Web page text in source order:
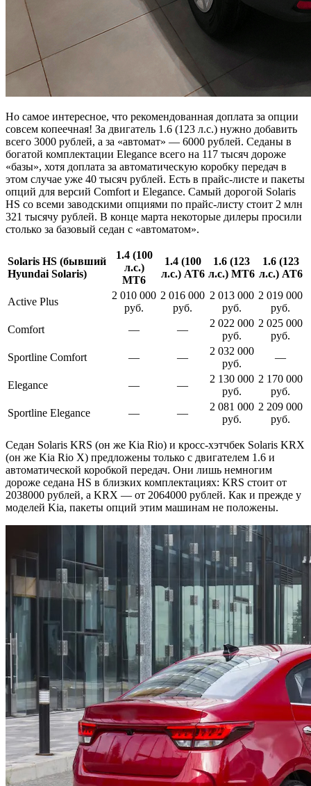
Но самое интересное, что рекомендованная доплата за опции
совсем копеечная! За двигатель 1.6 (123 л.с.) нужно добавить
всего 3000 рублей, а за «автомат» — 6000 рублей. Седаны в
богатой комплектации Elegance всего на 117 тысяч дороже
«базы», хотя доплата за автоматическую коробку передач в
этом случае уже 40 тысяч рублей. Есть в прайс-листе и пакеты
опций для версий Comfort и Elegance. Самый дорогой Solaris
HS со всеми заводскими опциями по прайс-листу стоит 2 млн
321 тысячу рублей. В конце марта некоторые дилеры просили
столько за базовый седан с «автоматом».
Solaris HS (бывший
Hyundai Solaris)
1.4 (100
л.с.)
MT6
1.4 (100
л.с.) AT6
1.6 (123
л.с.) MT6
1.6 (123
л.с.) AT6
Active Plus
2 010 000
руб.
2 016 000
руб.
2 013 000
руб.
2 019 000
руб.
Comfort
— —
2 022 000
руб.
2 025 000
руб.
Sportline Comfort
— —
2 032 000
руб.
—
Elegance — —
2 130 000
руб.
2 170 000
руб.
Sportline Elegance
— —
2 081 000
руб.
2 209 000
руб.
Седан Solaris KRS (он же Kia Rio) и кросс-хэтчбек Solaris KRX
(он же Kia Rio X) предложены только с двигателем 1.6 и
автоматической коробкой передач. Они лишь немногим
дороже седана HS в близких комплектациях: KRS стоит от
2038000 рублей, а KRX — от 2064000 рублей. Как и прежде у
моделей Kia, пакеты опций этим машинам не положены.